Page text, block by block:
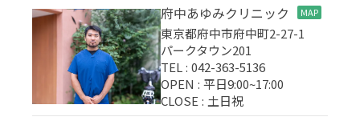
府中あゆみクリニック MAP
東京都府中市府中町2-27-1
パークタウン201
TEL : 042-363-5136
OPEN : 平日9:00~17:00
CLOSE : 土日祝